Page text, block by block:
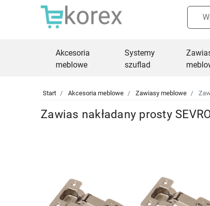
Akcesoria
meblowe
Systemy
szuflad
Start Akcesoria meblowe Zawiasy meblowe
Zawias nakładany prosty